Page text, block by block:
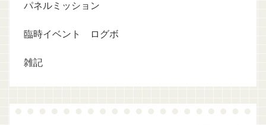
パネルミッション
臨時イベント ログボ
雑記